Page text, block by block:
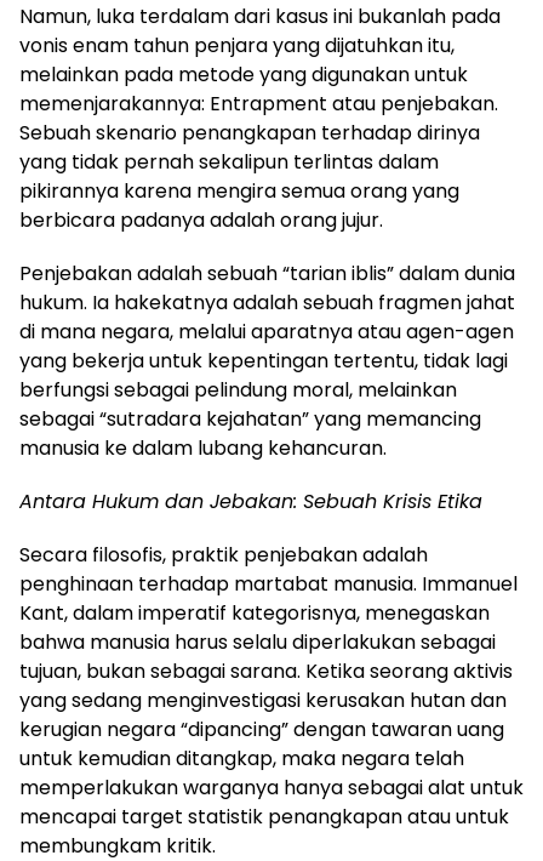
Namun, luka terdalam dari kasus ini bukanlah pada
vonis enam tahun penjara yang dijatuhkan itu,
melainkan pada metode yang digunakan untuk
memenjarakannya: Entrapment atau penjebakan.
Sebuah skenario penangkapan terhadap dirinya
yang tidak pernah sekalipun terlintas dalam
pikirannya karena mengira semua orang yang
berbicara padanya adalah orang jujur.
Penjebakan adalah sebuah “tarian iblis” dalam dunia
hukum. Ia hakekatnya adalah sebuah fragmen jahat
di mana negara, melalui aparatnya atau agen-agen
yang bekerja untuk kepentingan tertentu, tidak lagi
berfungsi sebagai pelindung moral, melainkan
sebagai “sutradara kejahatan” yang memancing
manusia ke dalam lubang kehancuran.
Antara Hukum dan Jebakan: Sebuah Krisis Etika
Secara filosofis, praktik penjebakan adalah
penghinaan terhadap martabat manusia. Immanuel
Kant, dalam imperatif kategorisnya, menegaskan
bahwa manusia harus selalu diperlakukan sebagai
tujuan, bukan sebagai sarana. Ketika seorang aktivis
yang sedang menginvestigasi kerusakan hutan dan
kerugian negara “dipancing” dengan tawaran uang
untuk kemudian ditangkap, maka negara telah
memperlakukan warganya hanya sebagai alat untuk
mencapai target statistik penangkapan atau untuk
membungkam kritik.